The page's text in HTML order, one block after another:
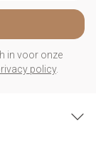
in voor onze
policy.